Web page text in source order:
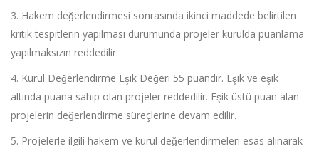
3. Hakem değerlendirmesi sonrasında ikinci maddede belirtilen
kritik tespitlerin yapılması durumunda projeler kurulda puanlama
yapılmaksızın reddedilir.
4. Kurul Değerlendirme Eşik Değeri 55 puandır. Eşik ve eşik
altında puana sahip olan projeler reddedilir. Eşik üstü puan alan
projelerin değerlendirme süreçlerine devam edilir.
5. Projelerle ilgili hakem ve kurul değerlendirmeleri esas alınarak